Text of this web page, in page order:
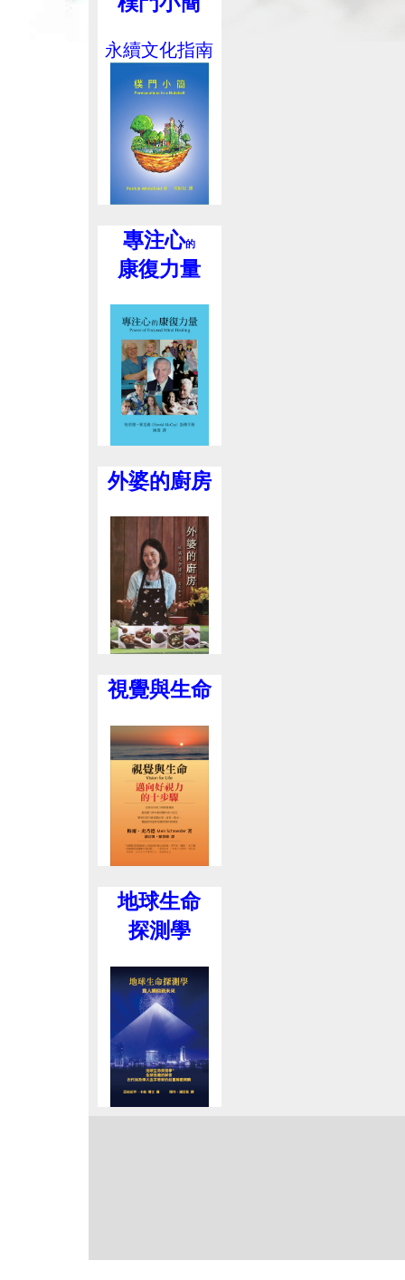
永續文化指南
專注心的
康復力量
外婆的廚房
視覺與生命
地球生命
探測學